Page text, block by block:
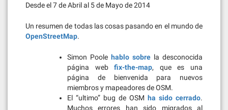
Desde el 7 de Abril al 5 de Mayo de 2014
Un resumen de todas las cosas pasando en el mundo de
OpenStreetMap.
Simon Poole hablo sobre la desconocida
página webfix-the-map, que es una
página de bienvenida para nuevos
miembros y mapeadores de OSM.
El “ultimo” bug de OSM ha sido cerrado.
Muchos errores han sido migrados al